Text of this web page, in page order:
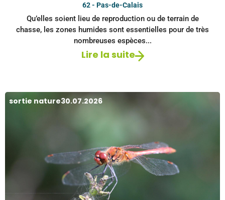
62 - Pas-de-Calais
Qu’elles soient lieu de reproduction ou de terrain de
chasse, les zones humides sont essentielles pour de très
nombreuses espèces...
Lire la suite
sortie nature30.07.2026